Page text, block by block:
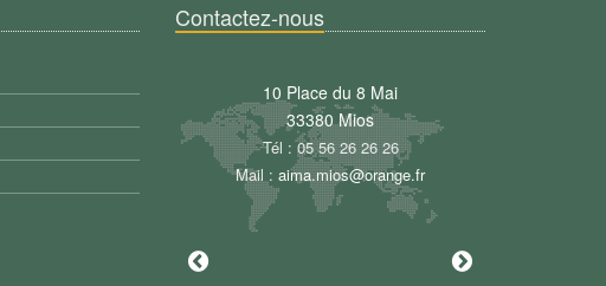
Contactez-nous
520 Chemin d'Esleys
10 Place du 8 Mai
33380 Mios
Tél : 05 56 26 26 26
Mail : aima.mios@orange.fr